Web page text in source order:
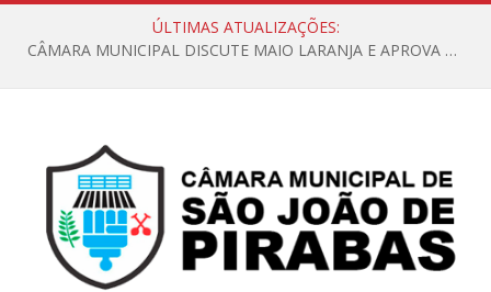
ÚLTIMAS ATUALIZAÇÕES:
CÂMARA MUNICIPAL DISCUTE MAIO LARANJA E APROVA REQUERIMENTO SOBRE SINALIZAÇÃO URBANA